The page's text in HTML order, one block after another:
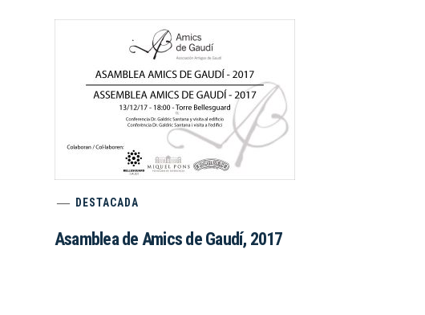
DESTACADA
Asamblea de Amics de Gaudí, 2017